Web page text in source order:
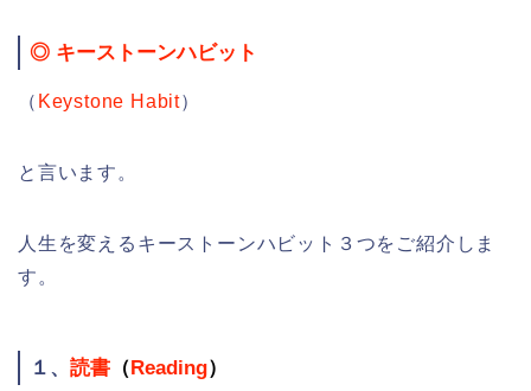
◎ キーストーンハビット
（ Keystone Habit）
と言います。
人生を変えるキーストーンハビット３つをご紹介しま
す。
１、 読書 （Reading）